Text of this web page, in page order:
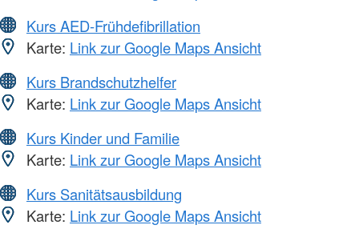
Kurs AED-Frühdefibrillation
Karte: Link zur Google Maps Ansicht
Kurs Brandschutzhelfer
Karte: Link zur Google Maps Ansicht
Kurs Kinder und Familie
Karte: Link zur Google Maps Ansicht
Kurs Sanitätsausbildung
Karte: Link zur Google Maps Ansicht